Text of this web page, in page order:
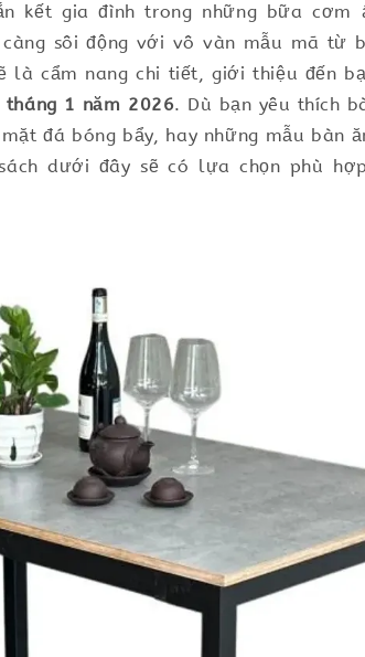
kết gia đình trong những bữa cơm
sôi động với vô vàn mẫu mã từ
là cẩm nang chi tiết, giới thiệu đến
1 năm 2026. Dù bạn yêu thích
đá bóng bẩy, hay những mẫu bàn
dưới đây sẽ có lựa chọn phù